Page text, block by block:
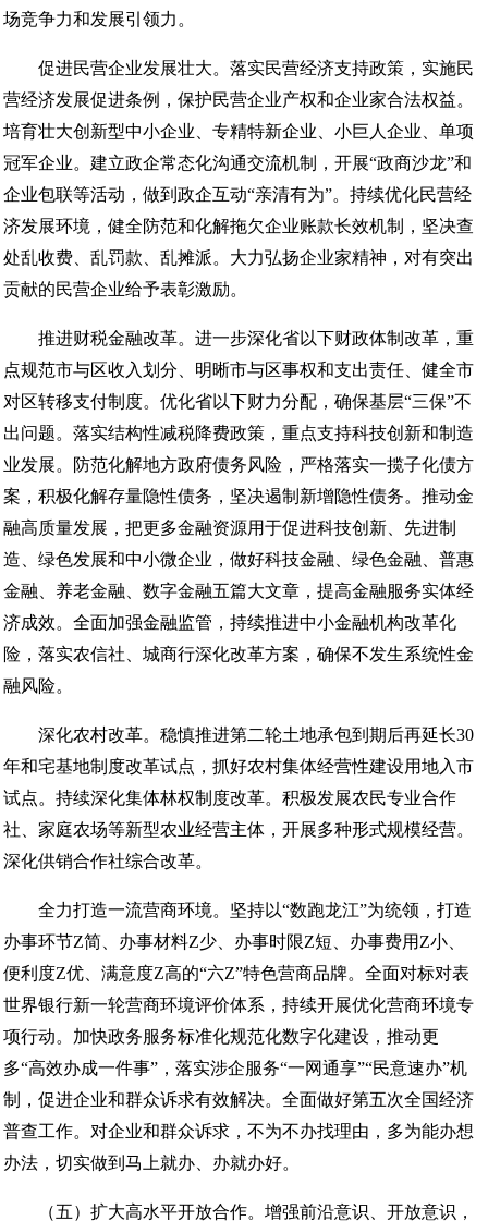
场竞争力和发展引领力。
促进民营企业发展壮大。落实民营经济支持政策，实施民
营经济发展促进条例，保护民营企业产权和企业家合法权益。
培育壮大创新型中小企业、专精特新企业、小巨人企业、单项
冠军企业。建立政企常态化沟通交流机制，开展“政商沙龙”和
企业包联等活动，做到政企互动“亲清有为”。持续优化民营经
济发展环境，健全防范和化解拖欠企业账款长效机制，坚决查
处乱收费、乱罚款、乱摊派。大力弘扬企业家精神，对有突出
贡献的民营企业给予表彰激励。
推进财税金融改革。进一步深化省以下财政体制改革，重
点规范市与区收入划分、明晰市与区事权和支出责任、健全市
对区转移支付制度。优化省以下财力分配，确保基层“三保”不
出问题。落实结构性减税降费政策，重点支持科技创新和制造
业发展。防范化解地方政府债务风险，严格落实一揽子化债方
案，积极化解存量隐性债务，坚决遏制新增隐性债务。推动金
融高质量发展，把更多金融资源用于促进科技创新、先进制
造、绿色发展和中小微企业，做好科技金融、绿色金融、普惠
金融、养老金融、数字金融五篇大文章，提高金融服务实体经
济成效。全面加强金融监管，持续推进中小金融机构改革化
险，落实农信社、城商行深化改革方案，确保不发生系统性金
融风险。
深化农村改革。稳慎推进第二轮土地承包到期后再延长30
年和宅基地制度改革试点，抓好农村集体经营性建设用地入市
试点。持续深化集体林权制度改革。积极发展农民专业合作
社、家庭农场等新型农业经营主体，开展多种形式规模经营。
深化供销合作社综合改革。
全力打造一流营商环境。坚持以“数跑龙江”为统领，打造
办事环节Z简、办事材料Z少、办事时限Z短、办事费用Z小、
便利度Z优、满意度Z高的“六Z”特色营商品牌。全面对标对表
世界银行新一轮营商环境评价体系，持续开展优化营商环境专
项行动。加快政务服务标准化规范化数字化建设，推动更
多“高效办成一件事”，落实涉企服务“一网通享”“民意速办”机
制，促进企业和群众诉求有效解决。全面做好第五次全国经济
普查工作。对企业和群众诉求，不为不办找理由，多为能办想
办法，切实做到马上就办、办就办好。
（五）扩大高水平开放合作。增强前沿意识、开放意识，